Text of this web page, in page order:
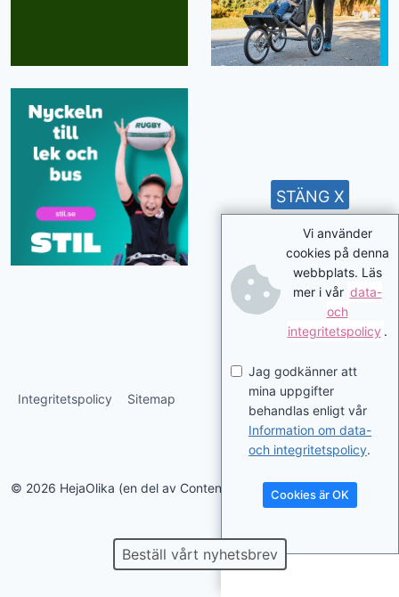
Integritetspolicy Sitemap
© 2026 HejaOlika (en del av Contentverkstan.se)
Beställ vårt nyhetsbrev
Vi använder
cookies på denna
webbplats. Läs
mer i vår data-
och
integritetspolicy .
Jag godkänner att
mina uppgifter
behandlas enligt vår
Information om data-
och integritetspolicy.
Cookies är OK
STÄNG X